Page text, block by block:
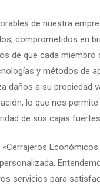
de nuestra
comprometidos en
de que cada miembro
y métodos de
daños a su propiedad
lo que nos
de sus cajas fuertes.
servicios para